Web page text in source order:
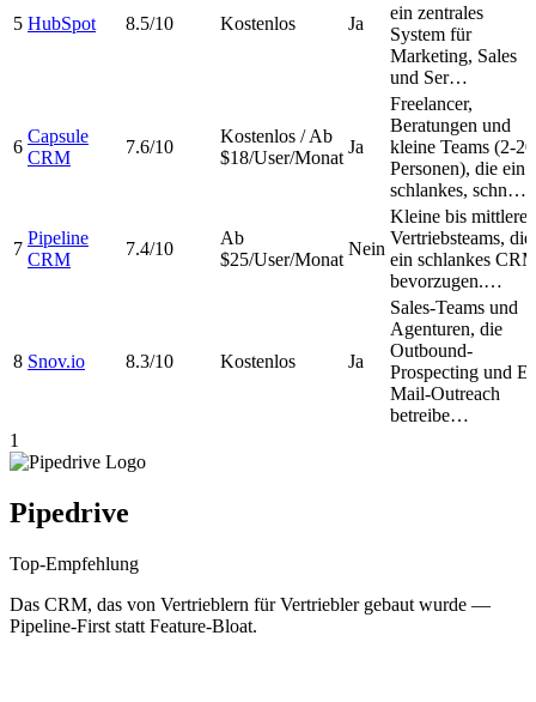
5 HubSpot 8.5/10 Kostenlos Ja
ein zentrales
System für
Marketing, Sales
und Ser…
6
Capsule
CRM
7.6/10
Kostenlos / Ab
$18/User/Monat
Ja
Freelancer,
Beratungen und
kleine Teams (2-20
Personen), die ein
schlankes, schn…
7
Pipeline
CRM
7.4/10
Ab
$25/User/Monat
Nein
Kleine bis mittlere
Vertriebsteams, die
ein schlankes
bevorzugen.…
8 Snov.io 8.3/10 Kostenlos Ja
Sales-Teams und
Agenturen, die
Outbound-
Prospecting und E-
Mail-Outreach
betreibe…
1
Pipedrive
Top-Empfehlung
Das CRM, das von Vertrieblern für Vertriebler gebaut wurde —
Pipeline-First statt Feature-Bloat.